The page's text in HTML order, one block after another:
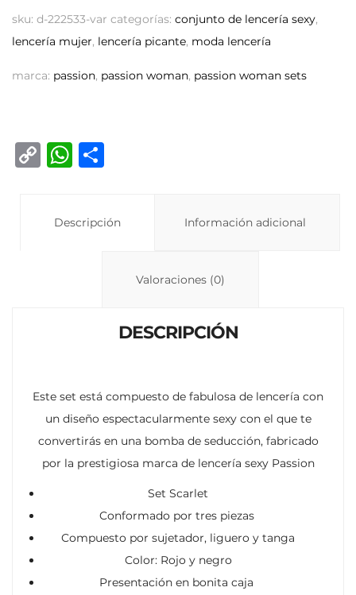
sku: d-222533-var categorías: conjunto de lencería sexy,
lencería mujer, lencería picante, moda lencería
marca: passion, passion woman, passion woman sets
C
W
s
p
Descripción Información adicional
Valoraciones (0)
DESCRIPCIÓN
Este set está compuesto de fabulosa de lencería con
un diseño espectacularmente sexy con el que te
convertirás en una bomba de seducción, fabricado
por la prestigiosa marca de lencería sexy Passion
Set Scarlet
Conformado por tres piezas
Compuesto por sujetador, liguero y tanga
Color: Rojo y negro
Presentación en bonita caja